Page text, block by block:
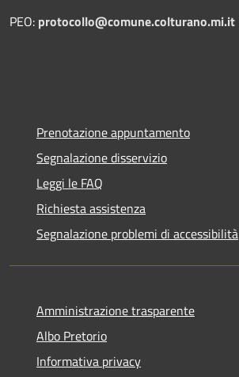
PEO: protocollo@comune.colturano.mi.it
Prenotazione appuntamento
Segnalazione disservizio
Leggi le FAQ
Richiesta assistenza
Segnalazione problemi di accessibilità
Amministrazione trasparente
Albo Pretorio
Informativa privacy